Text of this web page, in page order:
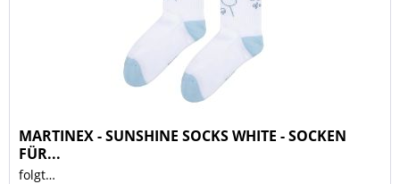
MARTINEX - SUNSHINE SOCKS WHITE - SOCKEN
FÜR...
folgt…